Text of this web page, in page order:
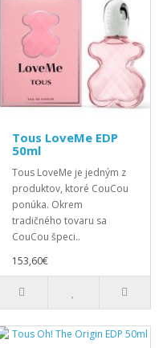
Tous LoveMe EDP
50ml
Tous LoveMe je jedným z
produktov, ktoré CouCou
ponúka. Okrem
tradičného tovaru sa
CouCou špeci..
153,60€